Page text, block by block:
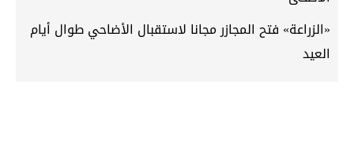
«الزراعة» فتح المجازر مجانا لاستقبال الأضاحي طوال أيام
العيد